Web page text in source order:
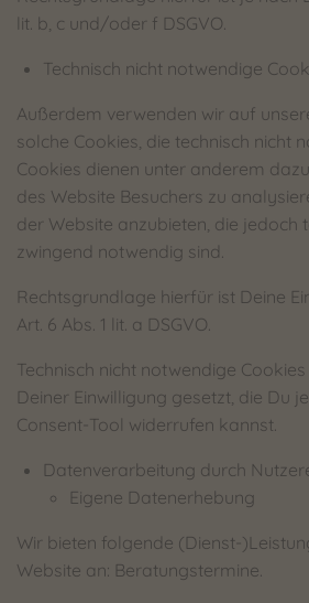
lit. b, c und/oder f DSGVO.
Technisch nicht notwendige
Außerdem verwenden wir auf
solche Cookies, die technisch nicht
Cookies dienen unter anderem
des Website Besuchers zu
der Website anzubieten, die jedoch
zwingend notwendig sind.
Rechtsgrundlage hierfür ist Deine
Art. 6 Abs. 1 lit. a DSGVO.
Technisch nicht notwendige
Deiner Einwilligung gesetzt, die Du
Consent-Tool widerrufen kannst.
Datenverarbeitung durch
Eigene Datenerhebung
Wir bieten folgende (Dienst-
Website an: Beratungstermine.